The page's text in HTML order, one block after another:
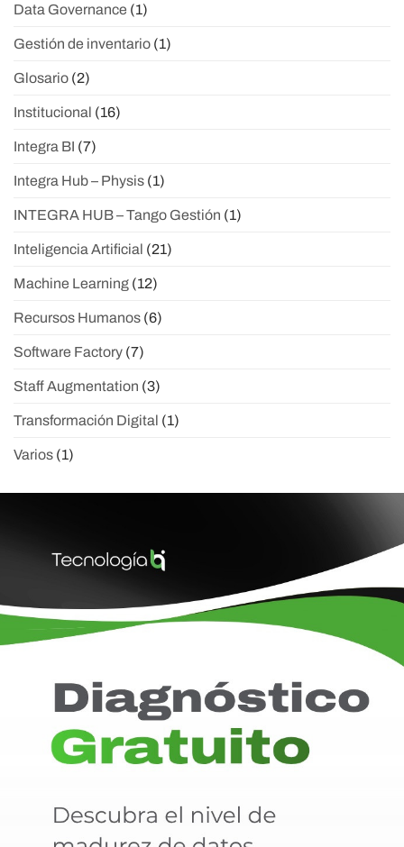
Data Governance (1)
Gestión de inventario (1)
Glosario (2)
Institucional (16)
Integra BI (7)
Integra Hub – Physis (1)
INTEGRA HUB – Tango Gestión (1)
Inteligencia Artificial (21)
Machine Learning (12)
Recursos Humanos (6)
Software Factory (7)
Staff Augmentation (3)
Transformación Digital (1)
Varios (1)